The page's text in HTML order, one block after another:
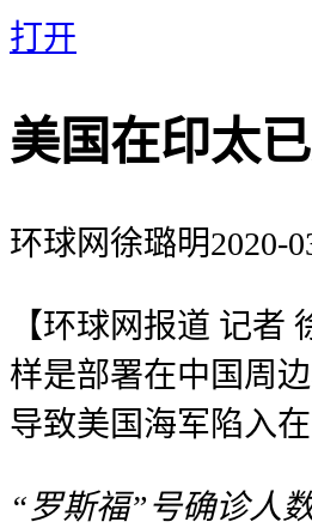
打开
美国在印太
环球网徐璐明2020-
【环球网报道 记者
样是部署在中国周
导致美国海军陷入
“罗斯福”号确诊人